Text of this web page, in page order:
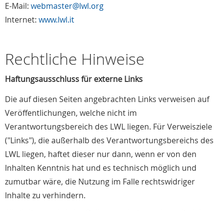
E-Mail: webmaster@lwl.org
Internet: www.lwl.it
Rechtliche Hinweise
Haftungsausschluss für externe Links
Die auf diesen Seiten angebrachten Links verweisen auf
Veröffentlichungen, welche nicht im
Verantwortungsbereich des LWL liegen. Für Verweisziele
("Links"), die außerhalb des Verantwortungsbereichs des
LWL liegen, haftet dieser nur dann, wenn er von den
Inhalten Kenntnis hat und es technisch möglich und
zumutbar wäre, die Nutzung im Falle rechtswidriger
Inhalte zu verhindern.